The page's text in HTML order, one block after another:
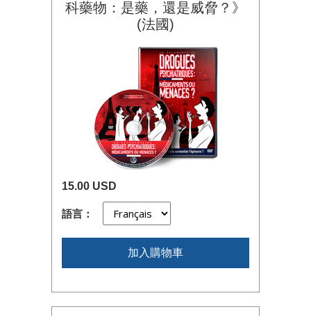
科藥物：是藥，還是威脅？》
(法國)
15.00 USD
語言：
加入購物車